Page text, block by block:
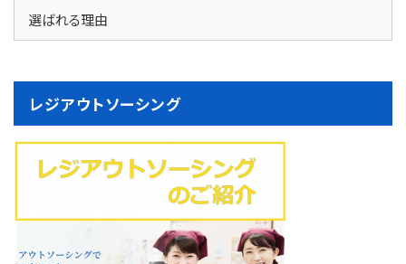
選ばれる理由
レジアウトソーシング